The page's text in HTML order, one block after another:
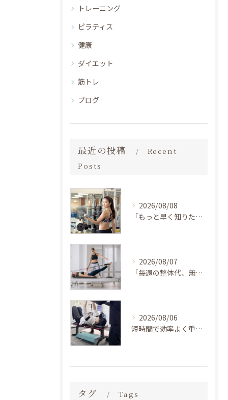
トレーニング
ピラティス
健康
ダイエット
筋トレ
ブログ
最近の投稿
Recent
Posts
2026/08/08
「もっと早く知りたかった…」40代から加圧を始めたら、体力がついて疲れにくくなった！運動が苦手な私でも続けられた理由 LAKSHIMI守口店
2026/08/07
「毎週の整体代、無駄だったかも…」30代の私がピラティスを始めたら、マッサージに通うのをすっかり忘れてた話 BEZEL神戸住吉店
2026/08/06
短時間で効率よく重いものを持たずに続けやすい、高齢の方にもおすすめの加圧トレーニング BEZEL大阪茨木店
タグ Tags